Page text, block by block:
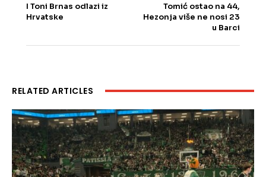
I Toni Brnas odlazi iz
Hrvatske
Tomić ostao na 44,
Hezonja više ne nosi 23
u Barci
RELATED ARTICLES